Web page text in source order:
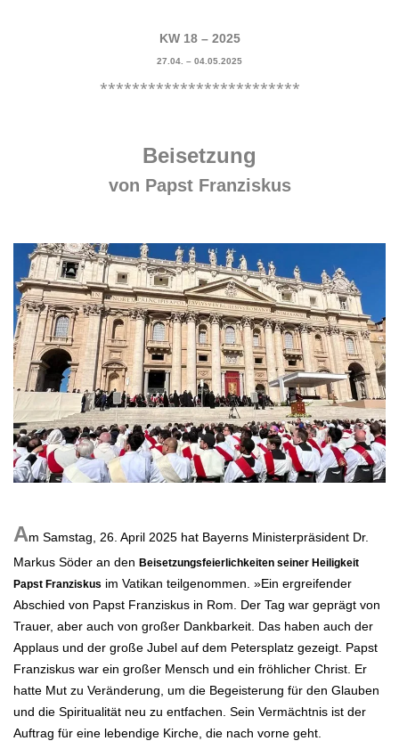
KW 18 – 2025
27.04. – 04.05.2025
*************************
Beisetzung
von Papst Franziskus
Am Samstag, 26. April 2025 hat Bayerns Ministerpräsident Dr.
Markus Söder an den Beisetzungsfeierlichkeiten seiner Heiligkeit
Papst Franziskus im Vatikan teilgenommen. »Ein ergreifender
Abschied von Papst Franziskus in Rom. Der Tag war geprägt von
Trauer, aber auch von großer Dankbarkeit. Das haben auch der
Applaus und der große Jubel auf dem Petersplatz gezeigt. Papst
Franziskus war ein großer Mensch und ein fröhlicher Christ. Er
hatte Mut zu Veränderung, um die Begeisterung für den Glauben
und die Spiritualität neu zu entfachen. Sein Vermächtnis ist der
Auftrag für eine lebendige Kirche, die nach vorne geht.